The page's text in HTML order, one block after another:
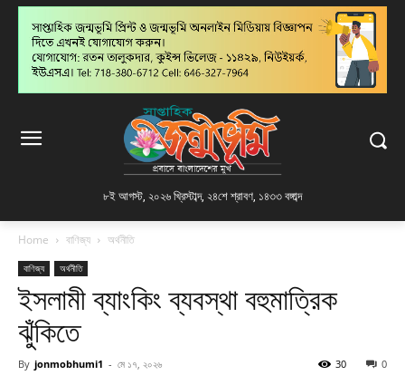
৮ই আগস্ট, ২০২৬ খ্রিস্টাব্দ, ২৪শে শ্রাবণ, ১৪৩৩ বঙ্গাব্দ
Home বাণিজ্য অর্থনীতি
বাণিজ্য অর্থনীতি
ইসলামী ব্যাংকিং ব্যবস্থা বহুমাত্রিক
ঝুঁকিতে
By jonmobhumi1 - মে ১৭, ২০২৬ 0
30